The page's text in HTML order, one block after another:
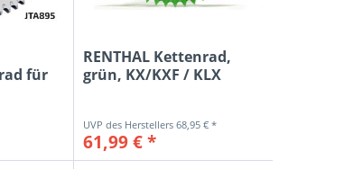
für
RENTHAL Kettenrad,
grün, KX/KXF / KLX
68,95 € *
61,99 € *